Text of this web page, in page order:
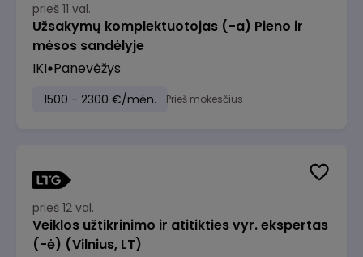
prieš 11 val.
Užsakymų komplektuotojas (-a) Pieno ir
mėsos sandėlyje
IKI Panevėžys
1500 - 2300 €/mėn. Prieš mokesčius
prieš 12 val.
Veiklos užtikrinimo ir atitikties vyr. ekspertas
(-ė) (Vilnius, LT)